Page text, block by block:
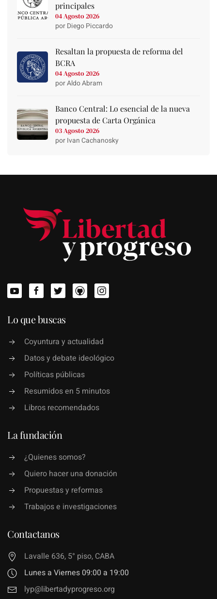
principales
04 Agosto 2026
por Diego Piccardo
Resaltan la propuesta de reforma del
BCRA
04 Agosto 2026
por Aldo Abram
Banco Central: Lo esencial de la nueva
propuesta de Carta Orgánica
03 Agosto 2026
por Ivan Cachanosky
Lo que buscas
Coyuntura y actualidad
Datos y debate ideológico
Políticas públicas
Resumidos en 5 minutos
Libros recomendados
La fundación
¿Quienes somos?
Quiero hacer una donación
Propuestas y reformas
Trabajos e investigaciones
Contactanos
Lavalle 636, 5° piso, CABA
Lunes a Viernes 09:00 a 19:00
lyp@libertadyprogreso.org